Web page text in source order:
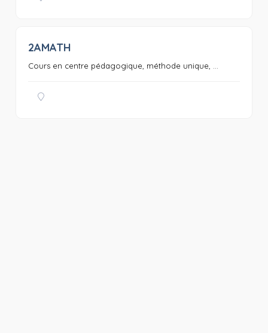
2AMATH
Cours en centre pédagogique, méthode unique, ...